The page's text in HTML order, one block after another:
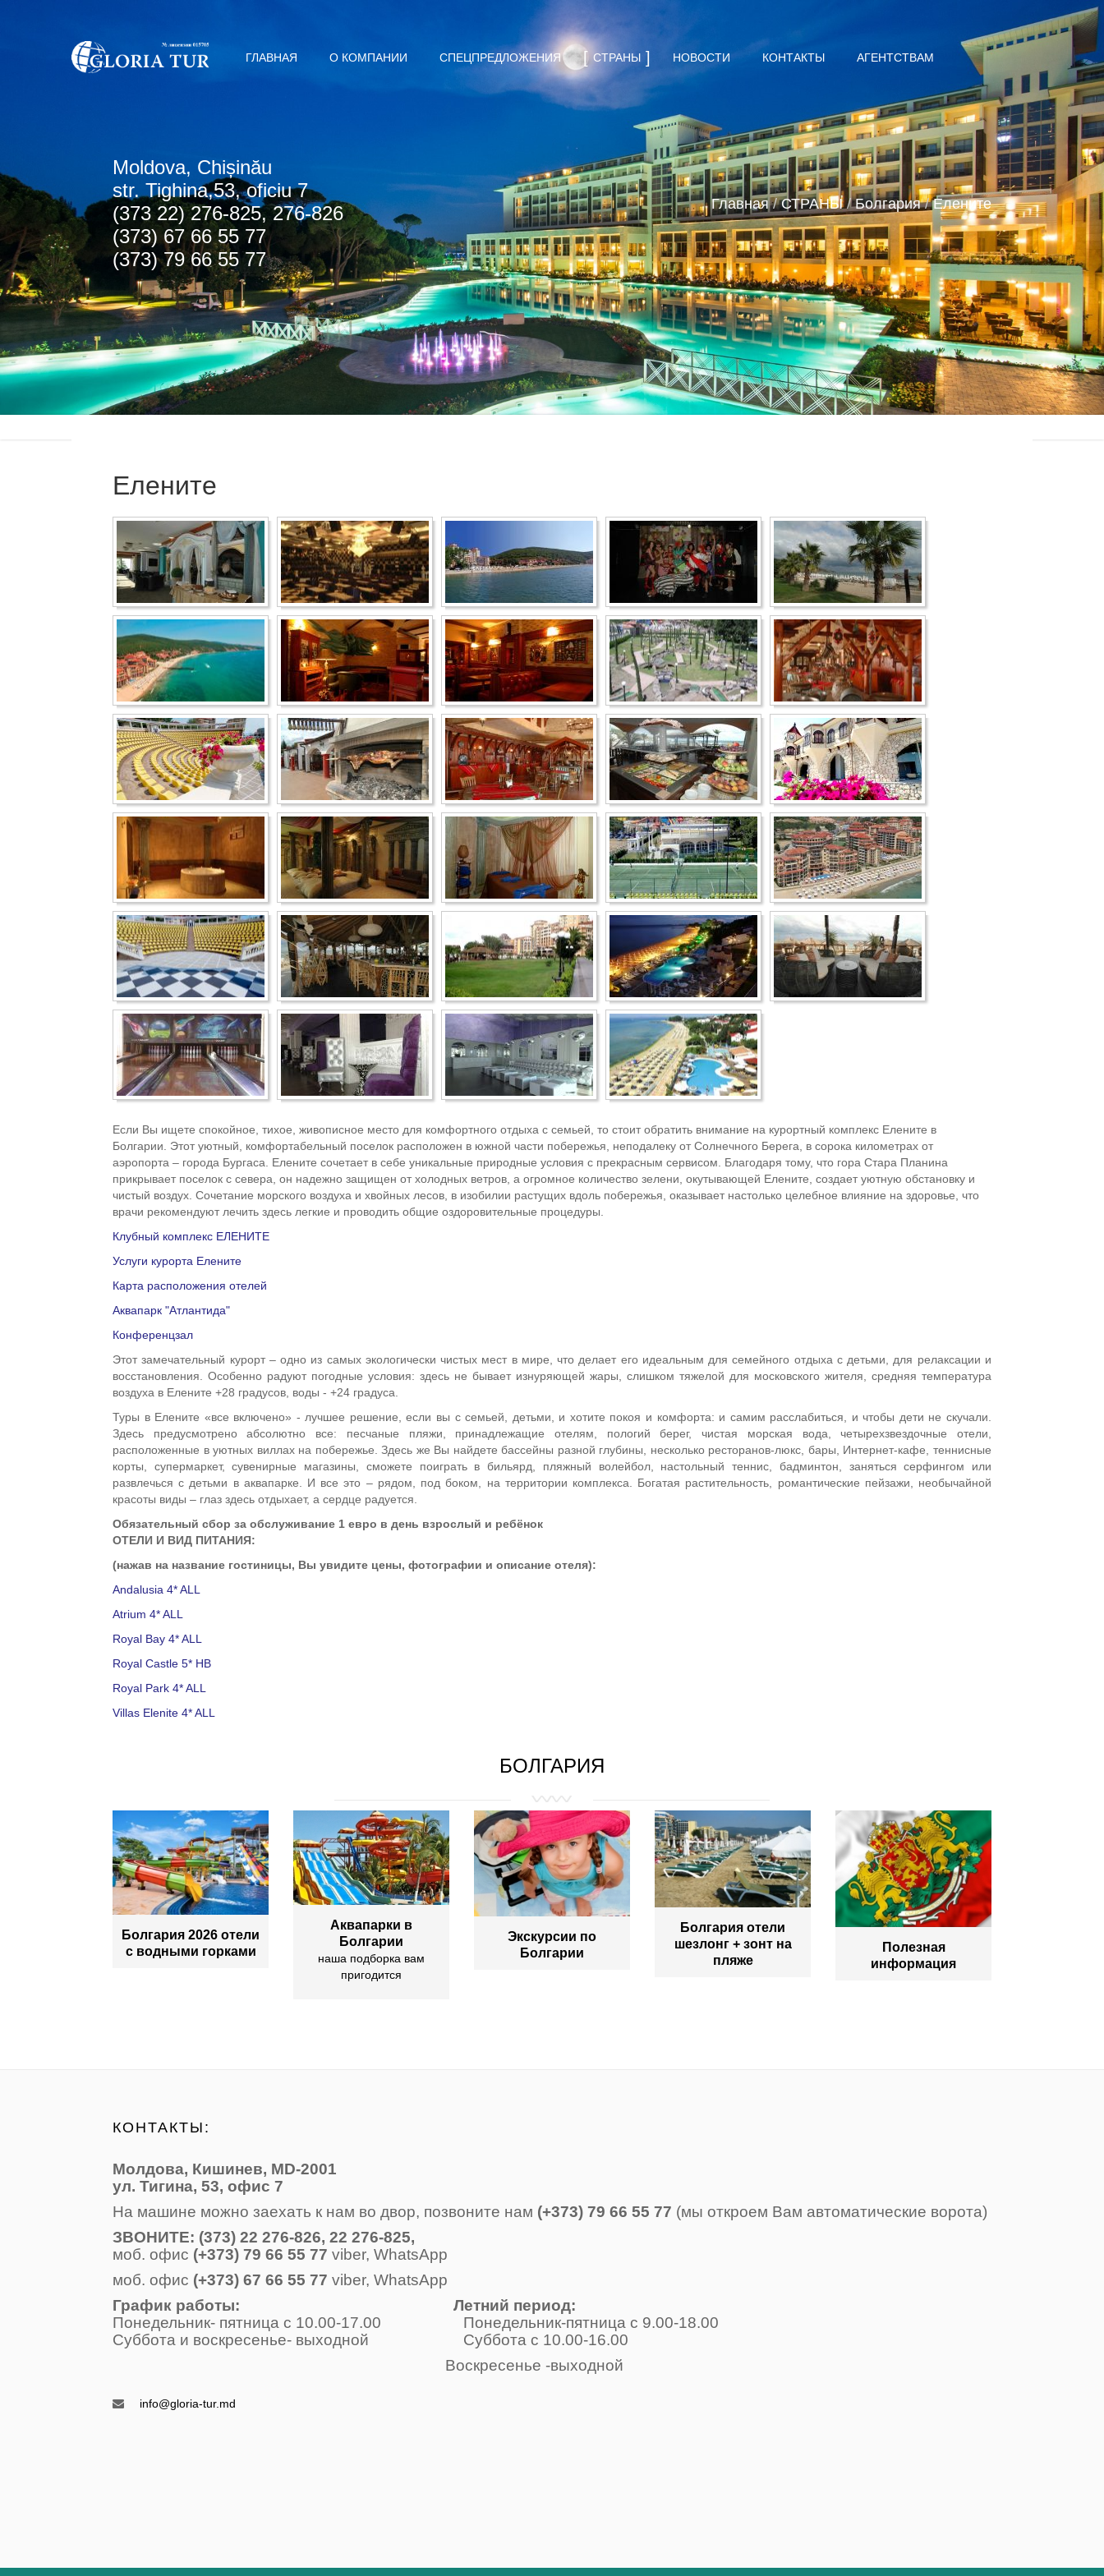
ГЛАВНАЯ О КОМПАНИИ СПЕЦПРЕДЛОЖЕНИЯ СТРАНЫ НОВОСТИ КОНТАКТЫ АГЕНТСТВАМ
Мoldova, Chișinău
str. Tighina,53, oficiu 7
(373 22) 276-825, 276-826
(373) 67 66 55 77
(373) 79 66 55 77
Главная / СТРАНЫ / Болгария / Елените
Елените
Если Вы ищете спокойное, тихое, живописное место для комфортного отдыха с семьей, то стоит обратить внимание на курортный комплекс Елените в
Болгарии. Этот уютный, комфортабельный поселок расположен в южной части побережья, неподалеку от Солнечного Берега, в сорока километрах от
аэропорта – города Бургаса. Елените сочетает в себе уникальные природные условия с прекрасным сервисом. Благодаря тому, что гора Стара Планина
прикрывает поселок с севера, он надежно защищен от холодных ветров, а огромное количество зелени, окутывающей Елените, создает уютную обстановку и
чистый воздух. Сочетание морского воздуха и хвойных лесов, в изобилии растущих вдоль побережья, оказывает настолько целебное влияние на здоровье, что
врачи рекомендуют лечить здесь легкие и проводить общие оздоровительные процедуры.
Клубный комплекс ЕЛЕНИТЕ
Услуги курорта Елените
Карта расположения отелей
Аквапарк "Атлантида"
Конференцзал
Этот замечательный курорт – одно из самых экологически чистых мест в мире, что делает его идеальным для семейного отдыха с детьми, для релаксации и
восстановления. Особенно радуют погодные условия: здесь не бывает изнуряющей жары, слишком тяжелой для московского жителя, средняя температура
воздуха в Елените +28 градусов, воды - +24 градуса.
Туры в Елените «все включено» - лучшее решение, если вы с семьей, детьми, и хотите покоя и комфорта: и самим расслабиться, и чтобы дети не скучали.
Здесь предусмотрено абсолютно все: песчаные пляжи, принадлежащие отелям, пологий берег, чистая морская вода, четырехзвездочные отели,
расположенные в уютных виллах на побережье. Здесь же Вы найдете бассейны разной глубины, несколько ресторанов-люкс, бары, Интернет-кафе, теннисные
корты, супермаркет, сувенирные магазины, сможете поиграть в бильярд, пляжный волейбол, настольный теннис, бадминтон, заняться серфингом или
развлечься с детьми в аквапарке. И все это – рядом, под боком, на территории комплекса. Богатая растительность, романтические пейзажи, необычайной
красоты виды – глаз здесь отдыхает, а сердце радуется.
Обязательный сбор за обслуживание 1 евро в день взрослый и ребёнок
ОТЕЛИ И ВИД ПИТАНИЯ:
(нажав на название гостиницы, Вы увидите цены, фотографии и описание отеля):
Andalusia 4* ALL
Atrium 4* ALL
Royal Bay 4* ALL
Royal Castle 5* HB
Royal Park 4* ALL
Villas Elenite 4* ALL
БОЛГАРИЯ
Болгария 2026 отели
с водными горками
Аквапарки в
Болгарии
наша подборка вам
пригодится
Экскурсии по
Болгарии
Болгария отели
шезлонг + зонт на
пляже
Полезная
информация
КОНТАКТЫ:
Молдова, Кишинев, MD-2001
ул. Тигина, 53, офис 7
На машине можно заехать к нам во двор, позвоните нам (+373) 79 66 55 77 (мы откроем Вам автоматические ворота)
ЗВОНИТE: (373) 22 276-826, 22 276-825,
моб. офис (+373) 79 66 55 77 viber, WhatsApp
моб. офис (+373) 67 66 55 77 viber, WhatsApp
График работы: Летний период:
Понедельник- пятница с 10.00-17.00 Понедельник-пятница с 9.00-18.00
Суббота и воскресенье- выходной Суббота с 10.00-16.00
Воскресенье -выходной
info@gloria-tur.md